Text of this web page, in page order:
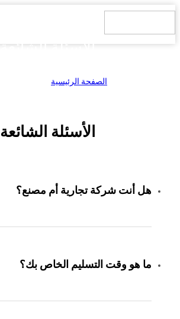
الصفحة الرئيسية
الأسئلة الشائعة
هل أنت شركة تجارية أم مصنع؟
ما هو وقت التسليم الخاص بك؟